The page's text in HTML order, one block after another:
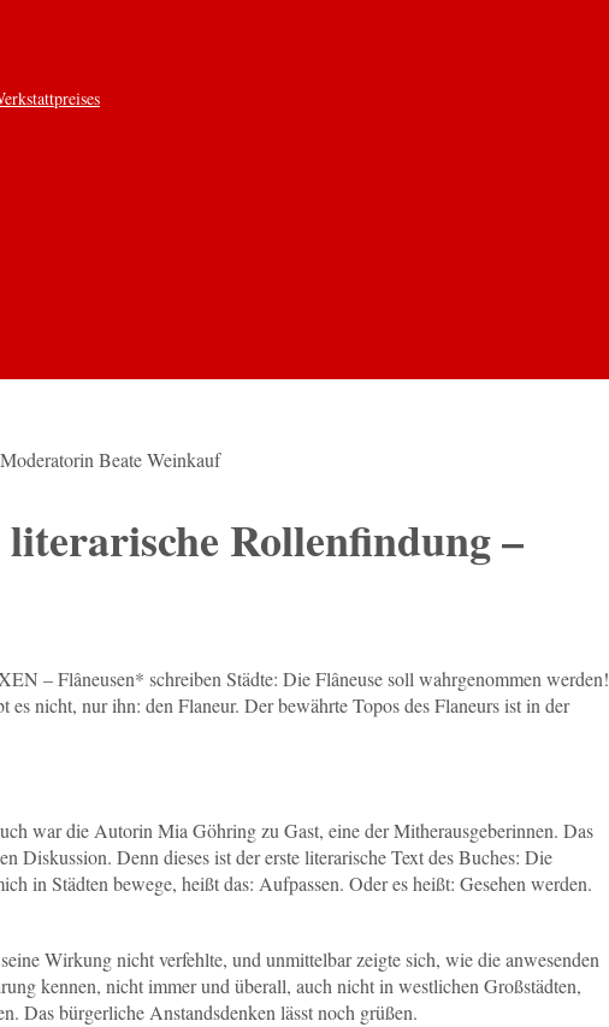
Rollenfindung –
– Flâneusen* schreiben Städte: Die Flâneuse soll wahrgenommen werden!
nicht, nur ihn: den Flaneur. Der bewährte Topos des Flaneurs ist in der
war die Autorin Mia Göhring zu Gast, eine der Mitherausgeberinnen. Das
Diskussion. Denn dieses ist der erste literarische Text des Buches: Die
in Städten bewege, heißt das: Aufpassen. Oder es heißt: Gesehen werden.
Wirkung nicht verfehlte, und unmittelbar zeigte sich, wie die anwesenden
kennen, nicht immer und überall, auch nicht in westlichen Großstädten,
Das bürgerliche Anstandsdenken lässt noch grüßen.